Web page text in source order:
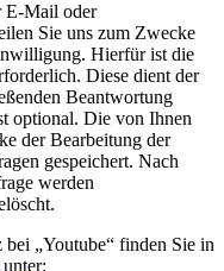
E-Mail oder
Sie uns zum Zwecke
Hierfür ist die
Diese dient der
Beantwortung
optional. Die von Ihnen
der Bearbeitung der
gespeichert. Nach
werden
„Youtube“ finden Sie in